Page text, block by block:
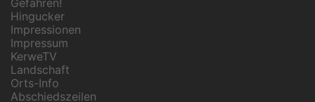
Gefahren!
Hingucker
Impressionen
Impressum
KerweTV
Landschaft
Orts-Info
Abschiedszeilen